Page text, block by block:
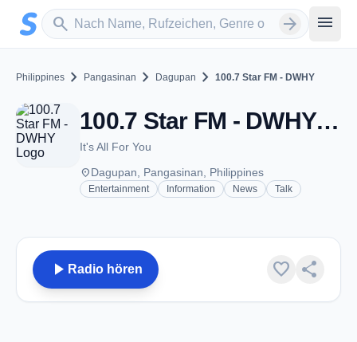
Zum Hauptinhalt springen
search
Sender suchen arrow_forward menu
Philippines chevron_right Pangasinan chevron_right Dagupan chevron_right 100.7 Star FM - DWHY
100.7 Star FM - DWHY - FM 100.7 - Dagupan
It's All For You
placeDagupan, Pangasinan, Philippines
Entertainment Information News Talk
play_arrow Radio hören favorite share